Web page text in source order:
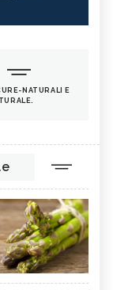
NATURALI E